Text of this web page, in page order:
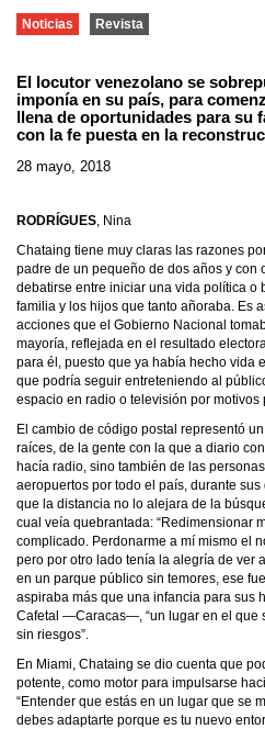
Noticias Revista
El locutor venezolano se
imponía en su país, para
llena de oportunidades para su
con la fe puesta en la
28 mayo, 2018
RODRÍGUES, Nina
Chataing tiene muy claras las razones
padre de un pequeño de dos años y con
debatirse entre iniciar una vida política o
familia y los hijos que tanto añoraba. Es
acciones que el Gobierno Nacional
mayoría, reflejada en el resultado
para él, puesto que ya había hecho vida
que podría seguir entreteniendo al
espacio en radio o televisión por motivos
El cambio de código postal representó
raíces, de la gente con la que a diario
hacía radio, sino también de las
aeropuertos por todo el país, durante
que la distancia no lo alejara de la
cual veía quebrantada: “Redimensionar
complicado. Perdonarme a mí mismo el
pero por otro lado tenía la alegría de ver
en un parque público sin temores, ese
aspiraba más que una infancia para sus
Cafetal —Caracas—, “un lugar en el que
sin riesgos”.
En Miami, Chataing se dio cuenta que
potente, como motor para impulsarse
“Entender que estás en un lugar que se
debes adaptarte porque es tu nuevo